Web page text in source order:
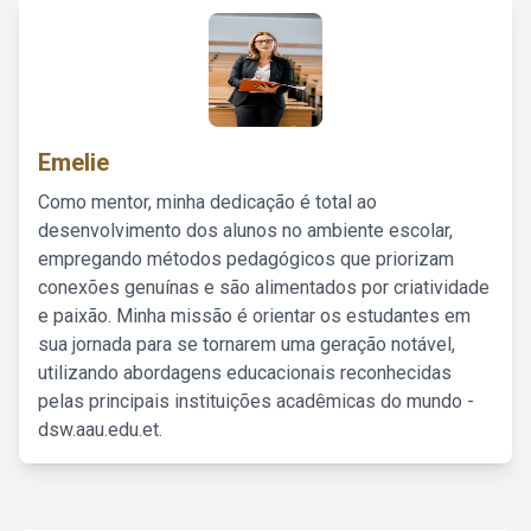
Emelie
Como mentor, minha dedicação é total ao
desenvolvimento dos alunos no ambiente escolar,
empregando métodos pedagógicos que priorizam
conexões genuínas e são alimentados por criatividade
e paixão. Minha missão é orientar os estudantes em
sua jornada para se tornarem uma geração notável,
utilizando abordagens educacionais reconhecidas
pelas principais instituições acadêmicas do mundo -
dsw.aau.edu.et.